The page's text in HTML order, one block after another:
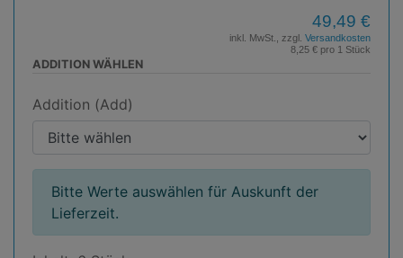
49,49 €
inkl. MwSt., zzgl. Versandkosten
8,25 € pro 1 Stück
ADDITION WÄHLEN
Addition (Add)
Bitte Werte auswählen für Auskunft der
Lieferzeit.